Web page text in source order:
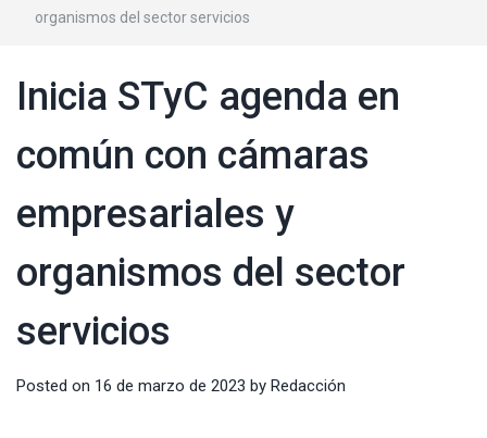
organismos del sector servicios
Inicia STyC agenda en
común con cámaras
empresariales y
organismos del sector
servicios
Posted on 16 de marzo de 2023 by Redacción